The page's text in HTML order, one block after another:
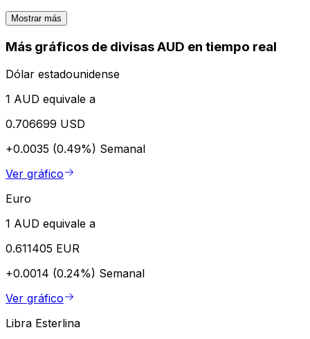
Mostrar más
Más gráficos de divisas AUD en tiempo real
Dólar estadounidense
1 AUD equivale a
0.706699 USD
+0.0035 (0.49%) Semanal
Ver gráfico
Euro
1 AUD equivale a
0.611405 EUR
+0.0014 (0.24%) Semanal
Ver gráfico
Libra Esterlina